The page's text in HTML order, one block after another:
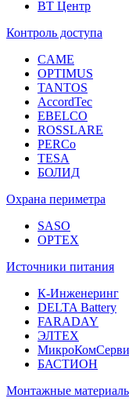
ВТ Центр
Контроль доступа
CAME
OPTIMUS
TANTOS
AccordTec
EBELCO
ROSSLARE
PERCo
TESA
БОЛИД
Охрана периметра
SASO
OPTEX
Источники питания
К-Инженеринг
DELTA Battery
FARADAY
ЭЛТЕХ
БАСТИОН
Монтажные